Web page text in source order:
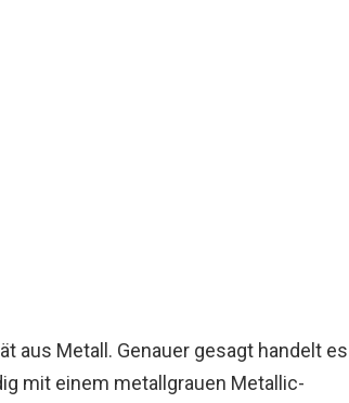
aus Metall. Genauer gesagt handelt es
mit einem metallgrauen Metallic-